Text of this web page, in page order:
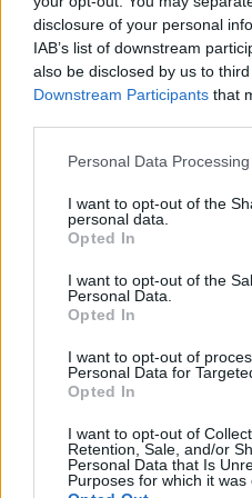
disclosure of your personal
IAB’s list of downstream
also be disclosed by us to
Downstream Participants that
Personal Data
I want to opt-out of the
personal data.
Opted In
I want to opt-out of the
Personal Data.
Opted In
I want to opt-out of
Personal Data for
Opted In
I want to opt-out of
Retention, Sale, and/or
Personal Data that Is
Purposes for which it was
Φάμελλος από την
ΣΥΡΙΖΑ
09.07.2026 21:54
Εγκαινιάστηκαν τα
09.07.2026 21:52
κάνουμε!"
09.07.2026 18:54